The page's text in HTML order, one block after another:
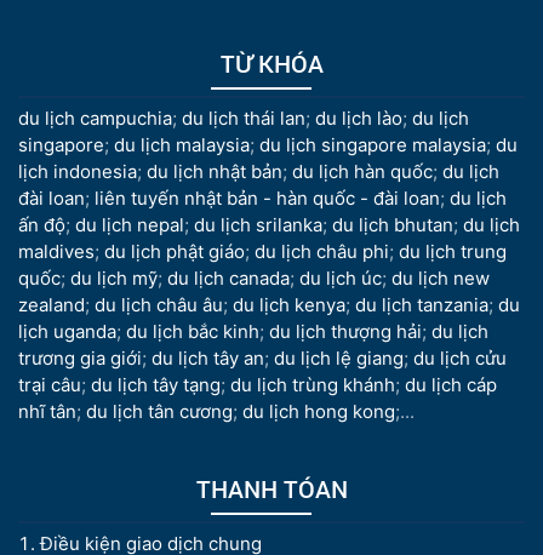
TỪ KHÓA
du lịch campuchia; du lịch thái lan; du lịch lào; du lịch
singapore; du lịch malaysia; du lịch singapore malaysia; du
lịch indonesia; du lịch nhật bản; du lịch hàn quốc; du lịch
đài loan; liên tuyến nhật bản - hàn quốc - đài loan; du lịch
ấn độ; du lịch nepal; du lịch srilanka; du lịch bhutan; du lịch
maldives; du lịch phật giáo; du lịch châu phi; du lịch trung
quốc; du lịch mỹ; du lịch canada; du lịch úc; du lịch new
zealand; du lịch châu âu; du lịch kenya; du lịch tanzania; du
lịch uganda; du lịch bắc kinh; du lịch thượng hải; du lịch
trương gia giới; du lịch tây an; du lịch lệ giang; du lịch cửu
trại câu; du lịch tây tạng; du lịch trùng khánh; du lịch cáp
nhĩ tân; du lịch tân cương; du lịch hong kong;...
THANH TÓAN
Điều kiện giao dịch chung